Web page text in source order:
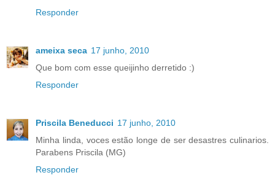
Responder
ameixa seca 17 junho, 2010
Que bom com esse queijinho derretido :)
Responder
Priscila Beneducci 17 junho, 2010
Minha linda, voces estão longe de ser desastres culinarios.
Parabens Priscila (MG)
Responder